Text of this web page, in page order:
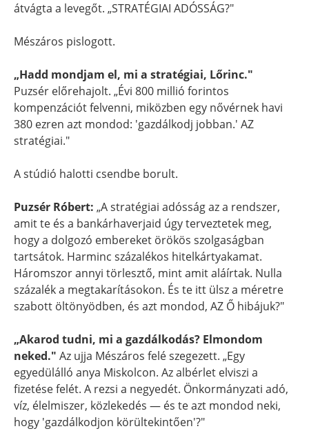
átvágta a levegőt. „STRATÉGIAI ADÓSSÁG?"
Mészáros pislogott.
„Hadd mondjam el, mi a stratégiai, Lőrinc."
Puzsér előrehajolt. „Évi 800 millió forintos
kompenzációt felvenni, miközben egy nővérnek havi
380 ezren azt mondod: 'gazdálkodj jobban.' AZ
stratégiai."
A stúdió halotti csendbe borult.
Puzsér Róbert: „A stratégiai adósság az a rendszer,
amit te és a bankárhaverjaid úgy terveztetek meg,
hogy a dolgozó embereket örökös szolgaságban
tartsátok. Harminc százalékos hitelkártyakamat.
Háromszor annyi törlesztő, mint amit aláírtak. Nulla
százalék a megtakarításokon. És te itt ülsz a méretre
szabott öltönyödben, és azt mondod, AZ Ő hibájuk?"
„Akarod tudni, mi a gazdálkodás? Elmondom
neked." Az ujja Mészáros felé szegezett. „Egy
egyedülálló anya Miskolcon. Az albérlet elviszi a
fizetése felét. A rezsi a negyedét. Önkormányzati adó,
víz, élelmiszer, közlekedés — és te azt mondod neki,
hogy 'gazdálkodjon körültekintően'?"